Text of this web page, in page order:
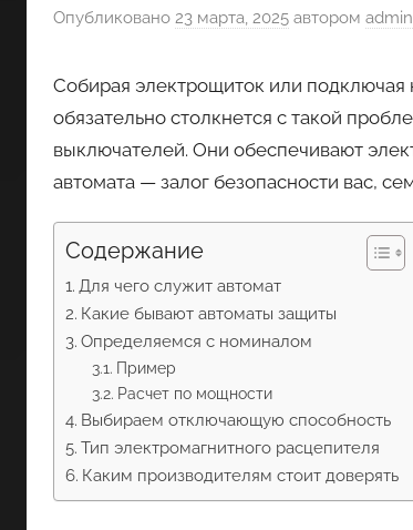
Опубликовано 23 марта, 2025 автором admin
Собирая электрощиток или
обязательно столкнется с такой
выключателей. Они обеспечивают
автомата — залог безопасности вас,
Содержание
Для чего служит автомат
Какие бывают автоматы защиты
Определяемся с номиналом
Пример
Расчет по мощности
Выбираем отключающую способность
Тип электромагнитного расцепителя
Каким производителям стоит доверять